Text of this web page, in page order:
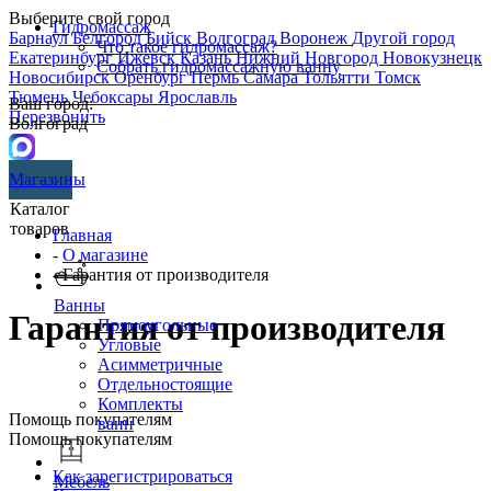
Выберите свой город
БарнаулБелгородБийск ВолгоградВоронеж Другой город
ЕкатеринбургИжевскКазаньНижний Новгород Новокузнецк
НовосибирскОренбургПермьСамараТольятти Томск
ТюменьЧебоксары Ярославль
Перезвонить
Гидромассаж
Что такое гидромассаж?
Собрать гидромассажную ванну
Ваш город:
Волгоград
Магазины
Каталог
товаров
Ванны
Прямоугольные
Угловые
Асимметричные
Отдельностоящие
Комплекты
ванн
Мебель
Главная
- О магазине
- Гарантия от производителя
Гарантия от производителя
Помощь покупателям
Помощь покупателям
Как зарегистрироваться